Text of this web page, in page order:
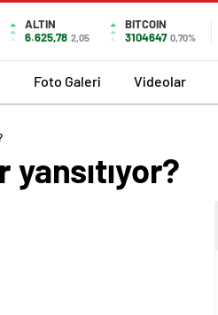
ALTIN
6.625,78 2,05
BITCOIN
3104647 0,70%
Foto Galeri Videolar